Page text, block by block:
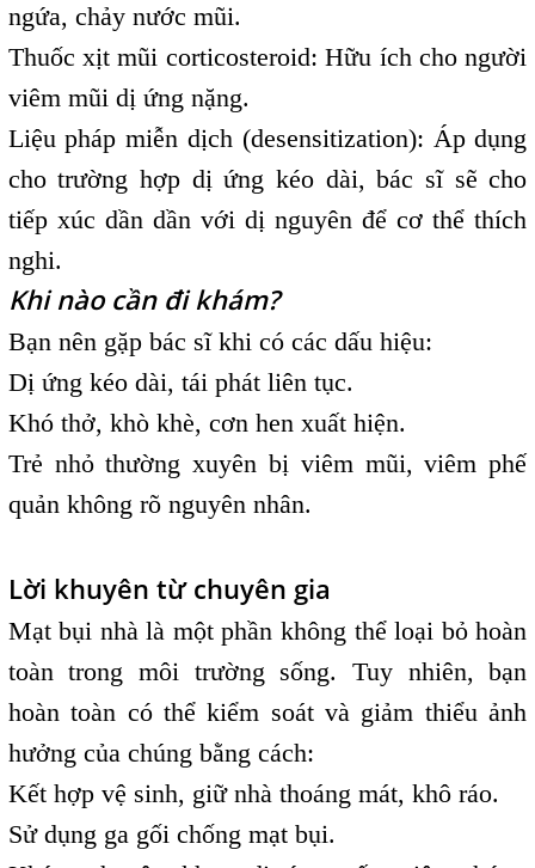
ngứa, chảy nước mũi.
Thuốc xịt mũi corticosteroid: Hữu ích cho người
viêm mũi dị ứng nặng.
Liệu pháp miễn dịch (desensitization): Áp dụng
cho trường hợp dị ứng kéo dài, bác sĩ sẽ cho
tiếp xúc dần dần với dị nguyên để cơ thể thích
nghi.
Khi nào cần đi khám?
Bạn nên gặp bác sĩ khi có các dấu hiệu:
Dị ứng kéo dài, tái phát liên tục.
Khó thở, khò khè, cơn hen xuất hiện.
Trẻ nhỏ thường xuyên bị viêm mũi, viêm phế
quản không rõ nguyên nhân.
Lời khuyên từ chuyên gia
Mạt bụi nhà là một phần không thể loại bỏ hoàn
toàn trong môi trường sống. Tuy nhiên, bạn
hoàn toàn có thể kiểm soát và giảm thiểu ảnh
hưởng của chúng bằng cách:
Kết hợp vệ sinh, giữ nhà thoáng mát, khô ráo.
Sử dụng ga gối chống mạt bụi.